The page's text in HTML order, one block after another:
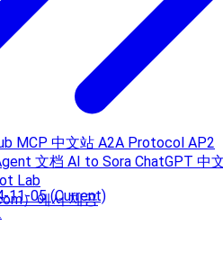
11-05 (Current)
MCP 中文站 A2A Protocol AP2
文档 AI to Sora ChatGPT 中
Lab
）에서 제공